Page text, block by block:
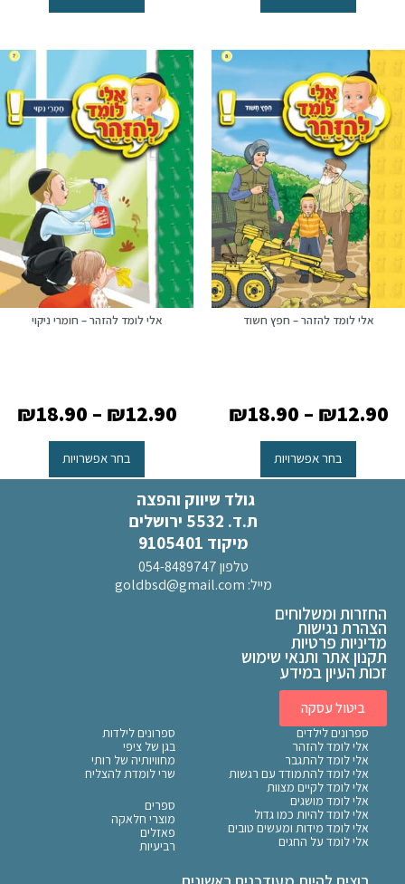
אלי לומד להזהר – חפץ חשוד
₪12.90
–
₪18.90
בחר אפשרויות
אלי לומד להזהר – חומרי ניקוי
₪12.90
–
₪18.90
בחר אפשרויות
גולד שיווק והפצה
ת.ד. 5532 ירושלים
מיקוד 9105401
טלפון 054-8489747
מייל: goldbsd@gmail.com
החזרות ומשלוחים
הצהרת נגישות
מדיניות פרטיות
תקנון אתר ותנאי שימוש
זכות העיון במידע
ביטול עסקה
ספרונים לילדים
אלי לומד להזהר
אלי לומד להתגבר
אלי לומד להתמודד עם רגשות
אלי לומד לקיים מצוות
אלי לומד מושגים
אלי לומד להיות כמו גדול
אלי לומד מידות ומעשים טובים
אלי לומד על החגים
ספרונים לילדות
בגן של ציפי
מחוויותיה של רותי
שרי לומדת להצליח
ספרים
מוצרי חלאקה
פאזלים
רביעיות